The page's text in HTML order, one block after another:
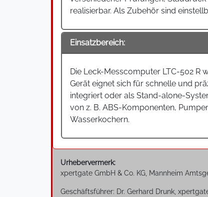
realisierbar. Als Zubehör sind
Einsatzbereich:
Die Leck-Messcomputer LTC-502 R
Gerät eignet sich für schnelle und
integriert oder als Stand-alone-
von z. B. ABS-Komponenten,
Wasserkochern.
Urhebervermerk:
xpertgate GmbH & Co. KG, Mannheim
Geschäftsführer: Dr. Gerhard Drunk,